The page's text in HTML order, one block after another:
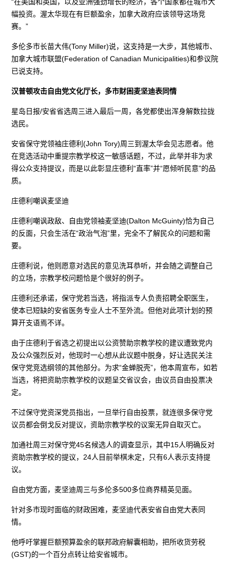
幅投资。渥太华现在有巨额盈余，加拿大政府应该领导这场竞
赛。”
多伦多市长苗大伟(Tony Miller)说，这支持是一大步，其他城市、
加拿大城市联盟(Federation of Canadian Municipalities)和参议院
已说支持。
汉普顿攻击自由党文化厅长，多市财困麦坚迪表同情
星岛日报/安省省选周三进入最后一周，各党都使出浑身解数拉拢
选民。
安省保守党领袖庄德利(John Tory)周三到渥太华会见志愿者。他
在竞选活动中重提宗教学校这一敏感话题，不过，此举并非为求
得公众支持提议，而是以此彰显庄德利“直率”并“愿倾听民意”的品
质。
庄德利嘲讽麦坚迪
庄德利嘲讽政敌、自由党领袖麦坚迪(Dalton McGuinty)恰为自己
的反面，只会生活在“政治气泡”里，完全不了解民众的问题和需
要。
庄德利说，他则愿意对选民的意见洗耳恭听，并会随之调整自己
的立场，宗教学校问题恰是个很好的例子。
庄德利还承诺，保守党若当选，将指派专人负责招聘全职医生，
使本已短缺的安省医务专业人士不至外流。但他对此项计划的预
算开支语焉不详。
由于庄德利于省选之初提出以公资赞助宗教学校的建议遭致党内
及公众强烈反对，他现时一心想从此议题中脱身，好让选民关注
保守党竞选纲领的其他部分。为求“金蝉脱壳”，他本周宣布，如若
当选，将把资助宗教学校的议题呈交省议会，由议员自由投票决
定。
不过保守党资深党员指出，一旦举行自由投票，就连很多保守党
议员都会倒戈反对提议，资助宗教学校的议案无异自取灭亡。
加通社周三对保守党45名候选人的调查显示，其中15人明确反对
资助宗教学校的提议，24人目前举棋未定，只有6人表示支持提
议。
自由党方面，麦坚迪周三与多伦多500多位商界精英见面。
针对多市现时面临的财政困难，麦坚迪代表安省自由党大表同
情。
他呼吁掌握巨额预算盈余的联邦政府解囊相助，把所收货劳税
(GST)的一个百分点转让给安省城市。